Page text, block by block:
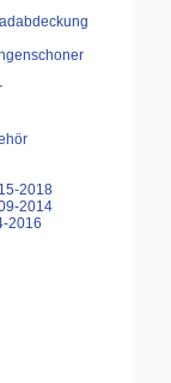
2018
2014
2016